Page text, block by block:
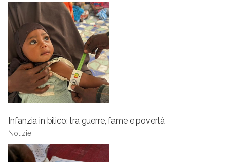
Infanzia in bilico: tra guerre, fame e povertà
Notizie